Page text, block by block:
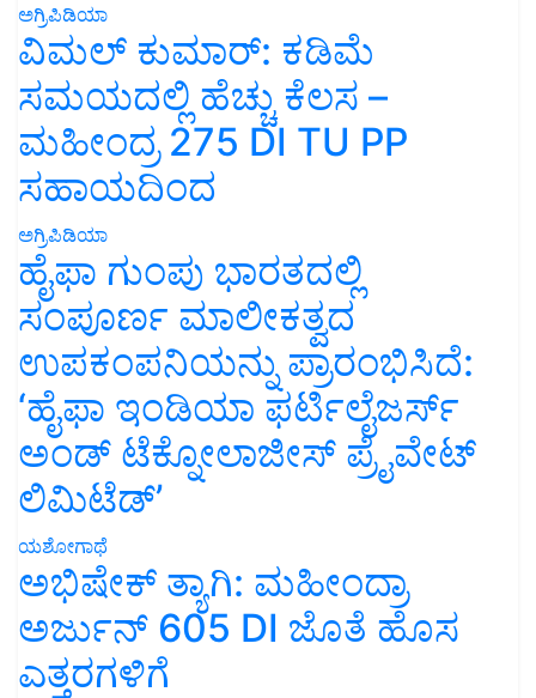
ಅಗ್ರಿಪಿಡಿಯಾ
ವಿಮಲ್ ಕುಮಾರ್: ಕಡಿಮೆ
ಸಮಯದಲ್ಲಿ ಹೆಚ್ಚು ಕೆಲಸ –
ಮಹೀಂದ್ರ 275 DI TU PP
ಸಹಾಯದಿಂದ
ಅಗ್ರಿಪಿಡಿಯಾ
ಹೈಫಾ ಗುಂಪು ಭಾರತದಲ್ಲಿ
ಸಂಪೂರ್ಣ ಮಾಲೀಕತ್ವದ
ಉಪಕಂಪನಿಯನ್ನು ಪ್ರಾರಂಭಿಸಿದೆ:
‘ಹೈಫಾ ಇಂಡಿಯಾ ಫರ್ಟಿಲೈಜರ್ಸ್
ಅಂಡ್ ಟೆಕ್ನೋಲಾಜೀಸ್ ಪ್ರೈವೇಟ್
ಲಿಮಿಟೆಡ್’
ಯಶೋಗಾಥೆ
ಅಭಿಷೇಕ್ ತ್ಯಾಗಿ: ಮಹೀಂದ್ರಾ
ಅರ್ಜುನ್ 605 DI ಜೊತೆ ಹೊಸ
ಎತ್ತರಗಳಿಗೆ